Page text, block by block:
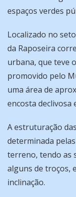
espaços verdes
Localizado no
da Raposeira
urbana, que teve
promovido pelo
uma área de
encosta declivosa
A estruturação
determinada
terreno, tendo as
alguns de troços,
inclinação.